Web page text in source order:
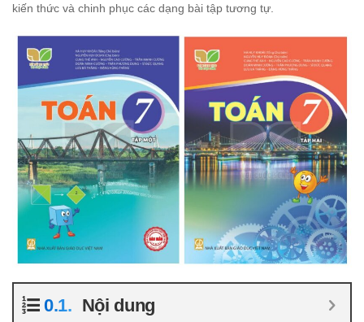
kiến thức và chinh phục các dạng bài tập tương tự.
Nội dung